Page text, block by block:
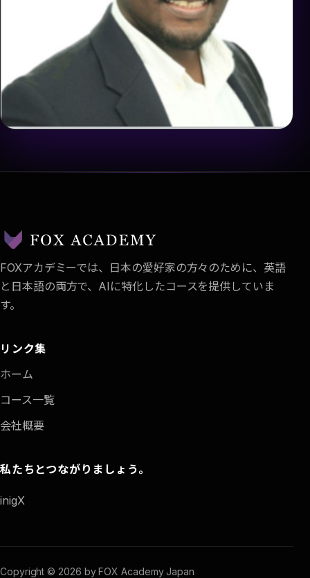
FOXアカデミーでは、日本の愛好家の方々のために、英語
と日本語の両方で、AIに特化したコースを提供していま
す。
リンク集
ホーム
コース一覧
会社概要
私たちとつながりましょう。
inigX
Copyright © 2026 by FOX Academy Japan